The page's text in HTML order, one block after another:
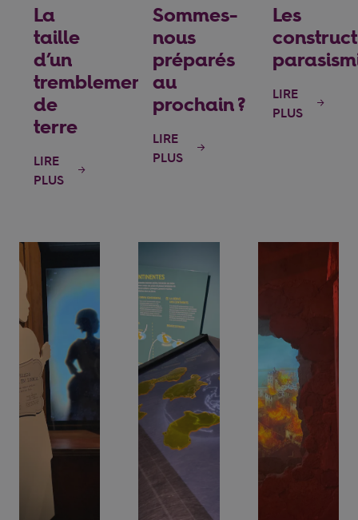
La
taille
d’un
tremblement
de
terre
LIRE
PLUS
Sommes-
nous
préparés
au
prochain ?
LIRE
PLUS
Les
LIRE
PLUS